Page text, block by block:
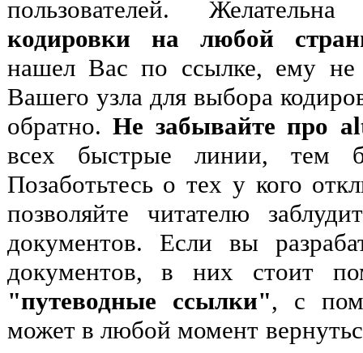
пользователей.
кодировки на любой
нашел Вас по ссылке, ему не
Вашего узла для выбора
обратно.Не забывайте про
всех быстрые линии, тем
Позаботьтесь о тех у кого
позволяйте читателю
документов. Если вы
документов, в них стоит
"путеводные ссылки", с
может в любой момент